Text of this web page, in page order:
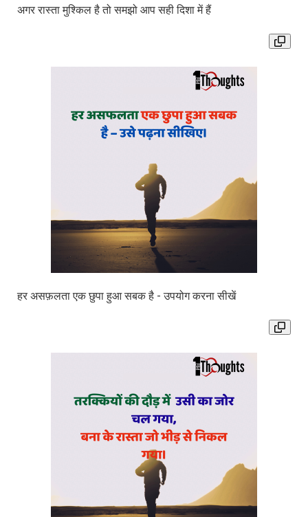
अगर रास्ता मुश्किल है तो समझो आप सही दिशा में हैं
हर असफ़लता एक छुपा हुआ सबक है - उपयोग करना सीखें